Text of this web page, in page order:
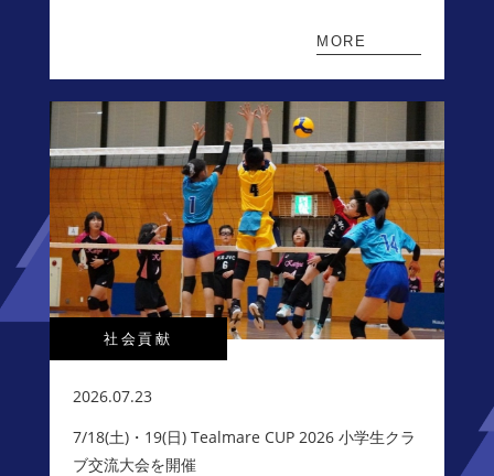
MORE
社会貢献
2026.07.23
7/18(土)・19(日) Tealmare CUP 2026 小学生クラ
ブ交流大会を開催